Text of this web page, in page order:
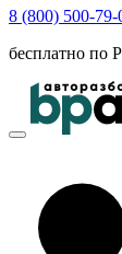
8 (800) 500-79-
бесплатно по